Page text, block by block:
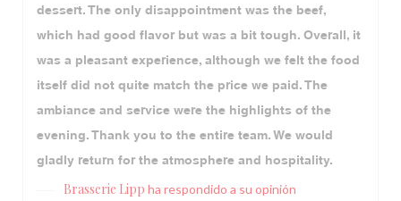
dessert. The only disappointment was the beef,
which had good flavor but was a bit tough. Overall, it
was a pleasant experience, although we felt the food
itself did not quite match the price we paid. The
ambiance and service were the highlights of the
evening. Thank you to the entire team. We would
gladly return for the atmosphere and hospitality.
Brasserie Lipp ha respondido a su opinión